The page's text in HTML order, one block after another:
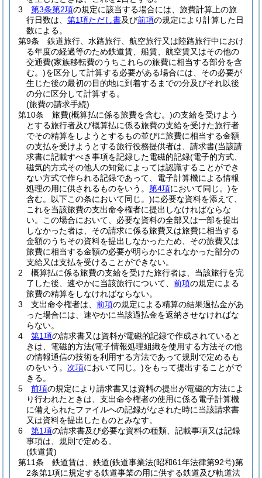
3
第3条第2項の規定に該当する場合には、旅費計算上の旅
行日数は、 第1項ただし書及び前項の規定により計算した日
数による。
第9条
鉄道旅行、水路旅行、航空旅行又は陸路旅行中におけ
る年度の経過等のため鉄道賃、船賃、航空賃又はその他の
交通費(家族移転費のうちこれらの旅費に相当する部分を含
む。)を区分して計算する必要がある場合には、その必要が
生じた後の最初の目的地に到着するまでの分及びそれ以後
の分に区分して計算する。
(旅費の請求手続)
第10条
旅費(概算払に係る旅費を含む。)の支給を受けよう
とする旅行者及び概算払に係る旅費の支給を受けた旅行者
でその精算をしようとするもの並びに旅費に相当する金額
の支払を受けようとする旅行役務提供者は、請求書(当該請
求書に記載すべき事項を記録した電磁的記録(電子的方式、
磁気的方式その他人の知覚によっては認識することができ
ない方式で作られる記録であって、電子計算機による情報
処理の用に供されるものをいう。 第4項において同じ。)を
含む。以下この条において同じ。)に必要な資料を添えて、
これを当該旅費の支出命令権者に提出しなければならな
い。
この場合において、必要な資料の全部又は一部を提出
しなかった者は、その請求に係る旅費又は旅費に相当する
金額のうちその資料を提出しなかったため、その旅費又は
旅費に相当する金額の必要が明らかにされなかった部分の
支給又は支払を受けることができない。
2
概算払に係る旅費の支給を受けた旅行者は、当該旅行を完
了した後、速やかに当該旅行について、 前項の規定による
旅費の精算をしなければならない。
3
支出命令権者は、 前項の規定による精算の結果過払金があ
った場合には、速やかに当該過払金を返納させなければな
らない。
4
第1項の請求書又は資料が電磁的記録で作成されていると
きは、電磁的方法(電子情報処理組織を使用する方法その他
の情報通信の技術を利用する方法であって規則で定めるも
のをいう。 次項において同じ。)をもって提出することがで
きる。
5
前項の規定により請求書又は資料の提出が電磁的方法によ
り行われたときは、支出命令権者の使用に係る電子計算機
に備えられたファイルへの記録がなされた時に当該請求書
又は資料を提出したものとみなす。
6
第1項の請求書及び必要な資料の種類、記載事項又は記録
事項は、規則で定める。
(鉄道賃)
第11条
鉄道賃は、鉄道(鉄道事業法(昭和61年法律第92号)第
2条第1項に規定する鉄道事業の用に供する鉄道及び軌道法